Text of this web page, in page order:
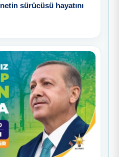
sürücüsü hayatını